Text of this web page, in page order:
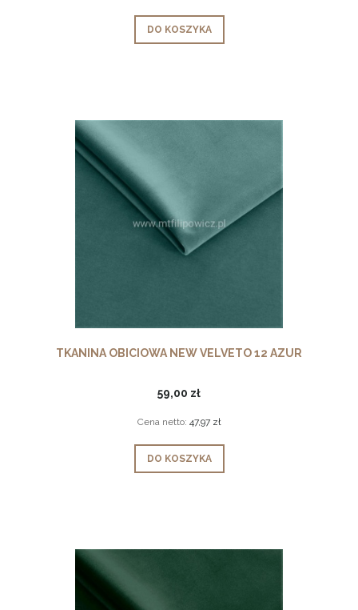
DO KOSZYKA
TKANINA OBICIOWA NEW VELVETO 12 AZUR
59,00 zł
Cena netto: 47,97 zł
DO KOSZYKA